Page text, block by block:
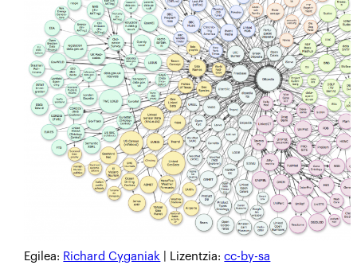
Egilea: Richard Cyganiak | Lizentzia:cc-by-sa